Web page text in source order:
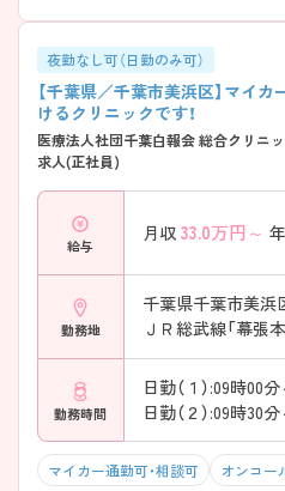
夜勤なし可（日勤のみ可）
【千葉県／千葉市美浜区】マイ
けるクリニックです！
医療法人社団千葉白報会 総合クリニ
求人(正社員)
給与
月収 33.0万円～
勤務地
千葉県千葉市美浜
ＪＲ総武線「幕張
勤務時間
日勤（１）:09時00
日勤（２）:09時30
マイカー通勤可・相談可 オンコー